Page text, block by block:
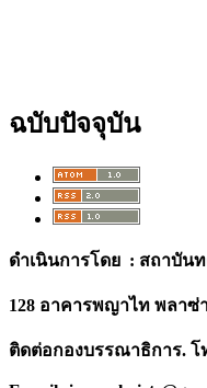
ฉบับปัจจุบัน
ดำเนินการโดย : สถาบัน
128 อาคารพญาไท พลาซ่
ติดต่อกองบรรณาธิการ. โท